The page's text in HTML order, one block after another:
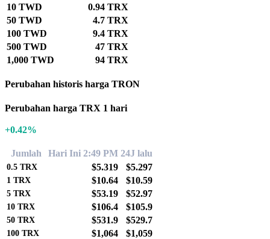
10 TWD
0.94 TRX
50 TWD
4.7 TRX
100 TWD
9.4 TRX
500 TWD
47 TRX
1,000 TWD
94 TRX
Perubahan historis harga TRON
Perubahan harga TRX 1 hari
+0.42%
Jumlah Hari Ini 2:49 PM 24J lalu
0.5 TRX $5.319 $5.297
1 TRX $10.64 $10.59
5 TRX $53.19 $52.97
10 TRX $106.4 $105.9
50 TRX $531.9 $529.7
100 TRX $1,064 $1,059